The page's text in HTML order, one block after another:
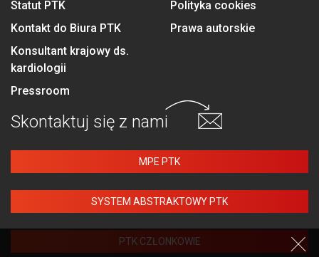
Statut PTK
Kontakt do Biura PTK
Konsultant krajowy ds.
kardiologii
Pressroom
Polityka cookies
Prawa autorskie
Skontaktuj się z nami
MPE PTK
SYSTEM ABSTRAKTOWY PTK
PTK CZŁONKOWIE